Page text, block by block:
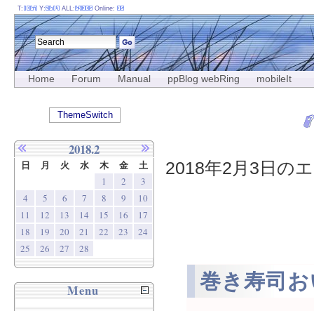
Home Forum Manual ppBlog webRing mobileIt
2018年2月3日の
巻き寿司
T: Y: ALL: Online:
ThemeSwitch
2018.2
日 月 火 水 木 金 土
1 2
3
4
5 6 7 8 9
10
11
12 13 14 15 16
17
18
19 20 21 22 23
24
25
26 27 28
Menu